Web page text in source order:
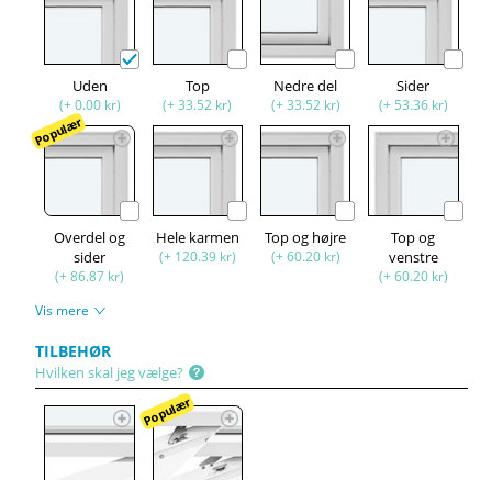
Uden
(+ 0.00 kr)
Top
(+ 33.52 kr)
Nedre del
(+ 33.52 kr)
Sider
(+ 53.36 kr)
Populær
Overdel og
sider
(+ 86.87 kr)
Hele karmen
(+ 120.39 kr)
Top og højre
(+ 60.20 kr)
Top og
venstre
(+ 60.20 kr)
Vis mere
TILBEHØR
Hvilken skal jeg vælge?
Populær